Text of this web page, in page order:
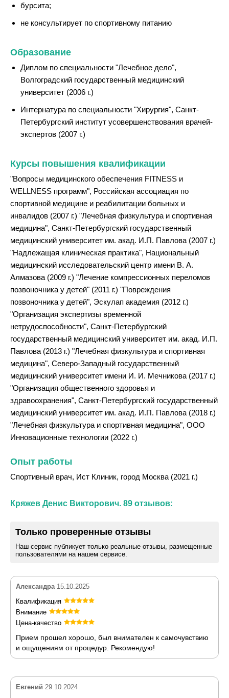
бурсита;
не консультирует по спортивному питанию
Образование
Диплом по специальности "Лечебное дело",
Волгоградский государственный медицинский
университет (2006 г.)
Интернатура по специальности "Хирургия", Санкт-
Петербургский институт усовершенствования врачей-
экспертов (2007 г.)
Курсы повышения квалификации
"Вопросы медицинского обеспечения FITNESS и
WELLNESS программ", Российская ассоциация по
спортивной медицине и реабилитации больных и
инвалидов (2007 г.) "Лечебная физкультура и спортивная
медицина", Санкт-Петербургский государственный
медицинский университет им. акад. И.П. Павлова (2007 г.)
"Надлежащая клиническая практика", Национальный
медицинский исследовательский центр имени В. А.
Алмазова (2009 г.) "Лечение компрессионных переломов
позвоночника у детей" (2011 г.) "Повреждения
позвоночника у детей", Эскулап академия (2012 г.)
"Организация экспертизы временной
нетрудоспособности", Санкт-Петербургский
государственный медицинский университет им. акад. И.П.
Павлова (2013 г.) "Лечебная физкультура и спортивная
медицина", Северо-Западный государственный
медицинский университет имени И. И. Мечникова (2017 г.)
"Организация общественного здоровья и
здравоохранения", Санкт-Петербургский государственный
медицинский университет им. акад. И.П. Павлова (2018 г.)
"Лечебная физкультура и спортивная медицина", ООО
Инновационные технологии (2022 г.)
Опыт работы
Спортивный врач, Ист Клиник, город Москва (2021 г.)
Кряжев Денис Викторович. 89 отзывов:
Только проверенные отзывы
Наш сервис публикует только реальные отзывы, размещенные
пользователями на нашем сервисе.
Александра 15.10.2025
Квалификация
Внимание
Цена-качество
Прием прошел хорошо, был внимателен к самочувствию
и ощущениям от процедур. Рекомендую!
Евгений 29.10.2024